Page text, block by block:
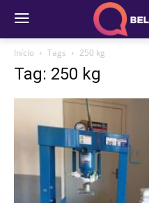
Início Tags 250 kg
Tag: 250 kg